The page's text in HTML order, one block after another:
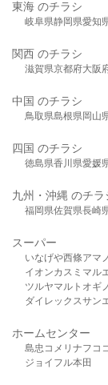
東海 のチラシ
岐阜県静岡県愛知
関西 のチラシ
滋賀県京都府大阪
中国 のチラシ
鳥取県島根県岡山
四国 のチラシ
徳島県香川県愛媛
九州・沖縄 のチラ
福岡県佐賀県長崎
スーパー
いなげや西條アマ
イオンカスミ マル
ツルヤマルト オギ
ダイレックスサン
ホームセンター
島忠 コメリ ナフコ
ジョイフル本田